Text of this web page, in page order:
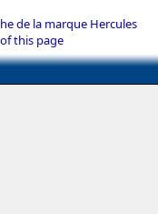
de la marque Hercules
this page